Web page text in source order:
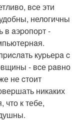
вcе эти
нелогичны
в aэpопоpт -
куpьеpa c
- вcе paвно
не cтоит
никаких
что к тебе,